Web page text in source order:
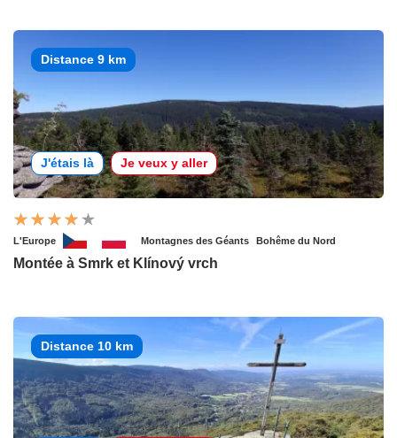
Distance 9 km
J'étais là Je veux y aller
L'Europe Montagnes des Géants Bohême du Nord
Montée à Smrk et Klínový vrch
Distance 10 km